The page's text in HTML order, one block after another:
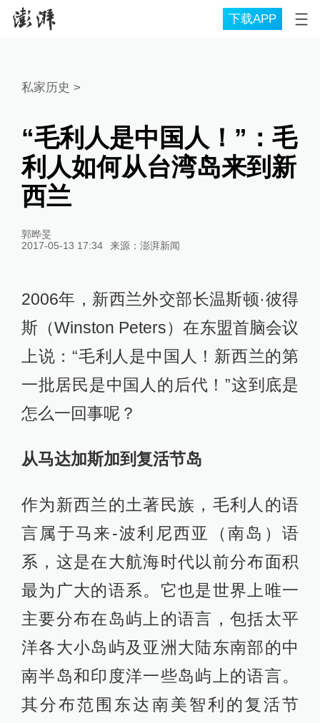
下载APP
私家历史 >
“毛利人是中国人！”：毛
利人如何从台湾岛来到新
西兰
郭晔旻
2017-05-13 17:34
来源： 澎湃新闻
2006年，新西兰外交部长温斯顿·彼得
斯（Winston Peters）在东盟首脑会议
上说：“毛利人是中国人！新西兰的第
一批居民是中国人的后代！”这到底是
怎么一回事呢？
从马达加斯加到复活节岛
作为新西兰的土著民族，毛利人的语
言属于马来-波利尼西亚（南岛）语
系，这是在大航海时代以前分布面积
最为广大的语系。它也是世界上唯一
主要分布在岛屿上的语言，包括太平
洋各大小岛屿及亚洲大陆东南部的中
南半岛和印度洋一些岛屿上的语言。
其分布范围东达南美智利的复活节